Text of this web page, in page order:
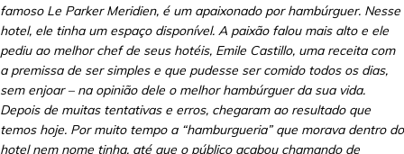
famoso Le Parker Meridien, é um apaixonado por hambúrguer. Nesse
hotel, ele tinha um espaço disponível. ​A paixão falou mais alto e ele
pediu ao melhor chef d​e seus​ hotéis​, Emile Castillo,​ ​u​m​a receita com
a premissa de ser simples e que pudesse ser comido todos os dias,
sem enjoar – na opinião dele o melhor hambúrguer da sua vida.
Depois de muitas tentativas e erros, chegaram ao resultado que
temos hoje. Por muito tempo a “hamburgueria” que morava dentro do
hotel nem nome tinha, até que o público acabou chamando de